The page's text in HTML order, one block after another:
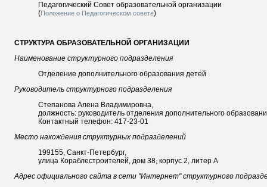
Педагогический Совет образовательной организации
(Положение о Педагогическом совете)
СТРУКТУРА ОБРАЗОВАТЕЛЬНОЙ ОРГАНИЗАЦИИ
Наименование структурного подразделения
Отделение дополнительного образования детей
Руководитель структурного подразделения
Степанова Алена Владимировна,
должность: руководитель отделения дополнительного
Контактный телефон: 417-23-01
Место нахождения структурных подразделений
199155, Санкт-Петербург,
улица Кораблестроителей, дом 38, корпус 2, литер А
Адрес официального сайта в сети "Интернет" структурного